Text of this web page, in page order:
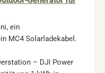
ein
MC4 Solarladekabel.
– DJI Power